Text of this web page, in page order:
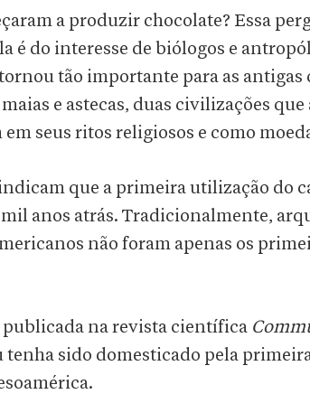
a produzir chocolate? Essa
é do interesse de biólogos e
tão importante para as
e astecas, duas civilizações
seus ritos religiosos e como
que a primeira utilização do
anos atrás. Tradicionalmente,
não foram apenas os
publicada na revista científica
tenha sido domesticado pela